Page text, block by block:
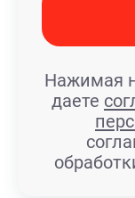
Нажимая
даете